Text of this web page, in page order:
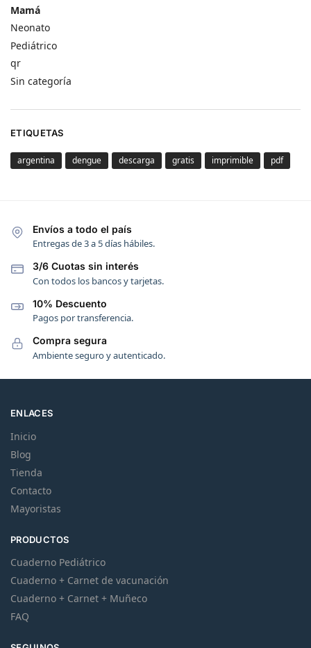
Mamá
Neonato
Pediátrico
qr
Sin categoría
ETIQUETAS
argentina dengue descarga gratis imprimible pdf
Envíos a todo el país
Entregas de 3 a 5 días hábiles.
3/6 Cuotas sin interés
Con todos los bancos y tarjetas.
10% Descuento
Pagos por transferencia.
Compra segura
Ambiente seguro y autenticado.
ENLACES
Inicio
Blog
Tienda
Contacto
Mayoristas
PRODUCTOS
Cuaderno Pediátrico
Cuaderno + Carnet de vacunación
Cuaderno + Carnet + Muñeco
FAQ